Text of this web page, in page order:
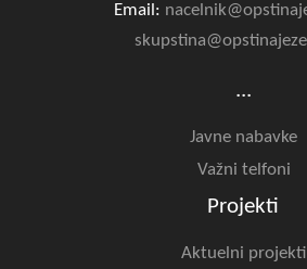
Email:
...
Javne nabavke
Važni telfoni
Projekti
Aktuelni projekti